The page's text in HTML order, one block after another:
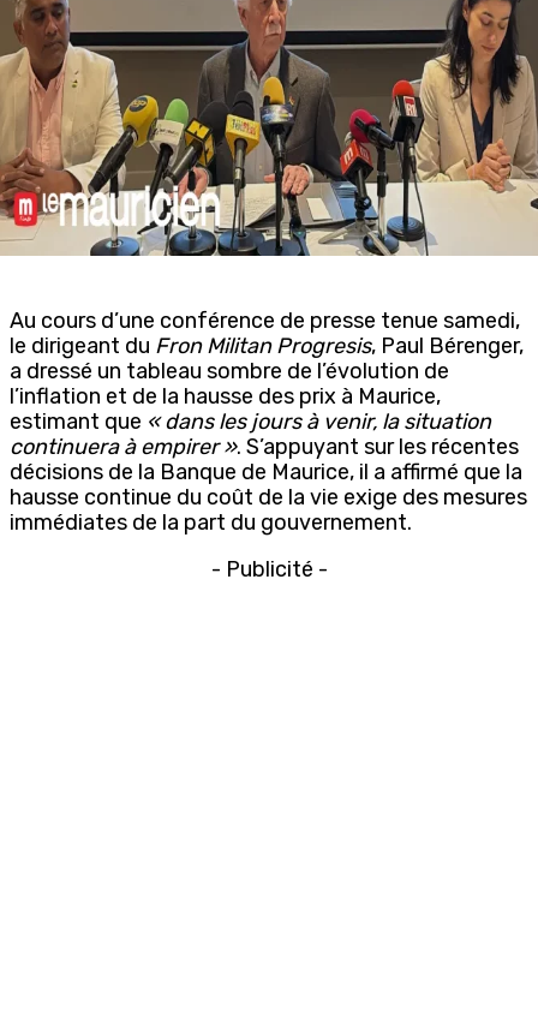
Au cours d’une conférence de presse tenue samedi,
le dirigeant du Fron Militan Progresis, Paul Bérenger,
a dressé un tableau sombre de l’évolution de
l’inflation et de la hausse des prix à Maurice,
estimant que « dans les jours à venir, la situation
continuera à empirer ». S’appuyant sur les récentes
décisions de la Banque de Maurice, il a affirmé que la
hausse continue du coût de la vie exige des mesures
immédiates de la part du gouvernement.
- Publicité -